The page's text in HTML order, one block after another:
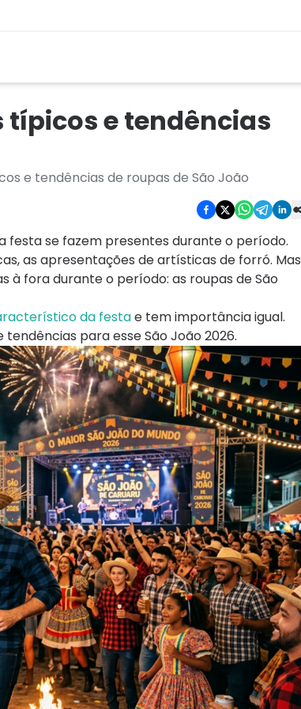
típicos e tendências
e tendências de roupas de São João
festa se fazem presentes durante o período.
as apresentações de artísticas de forró. Mas
fora durante o período: as roupas de São
da festae tem importância igual.
para esse São João 2026.